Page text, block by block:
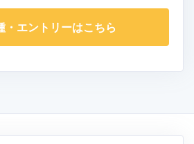
・エントリーはこちら